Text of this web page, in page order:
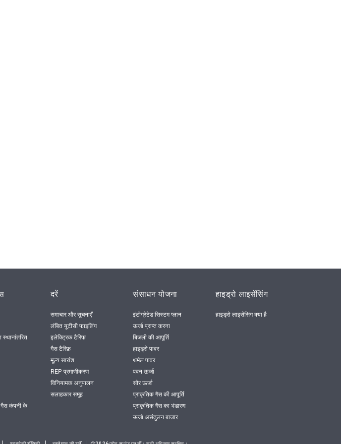
कंपनी के
दरें
समाचार और सूचनाएँ
लंबित यूटीसी फाइलिंग
इलेक्ट्रिक टैरिफ
गैस टैरिफ़
मूल्य सारांश
REP प्रमाणीकरण
विनियामक अनुपालन
सलाहकार समूह
संसाधन योजना
इंटीग्रेटेड सिस्टम प्लान
ऊर्जा प्राप्त करना
बिजली की आपूर्ति
हाइड्रो पावर
थर्मल पावर
पवन ऊर्जा
सौर ऊर्जा
प्राकृतिक गैस की आपूर्ति
प्राकृतिक गैस का भंडारण
ऊर्जा असंतुलन बाजार
हाइड्रो लाइसेंसिंग
हाइड्रो लाइसेंसिंग क्या है